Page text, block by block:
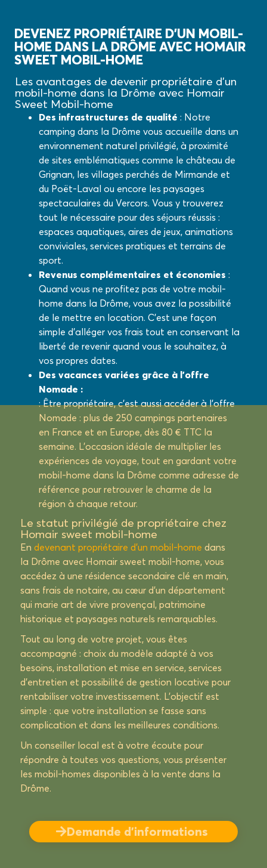
DEVENEZ PROPRIÉTAIRE D’UN MOBIL-
HOME DANS LA DRÔME AVEC HOMAIR
SWEET MOBIL-HOME
Les avantages de devenir propriétaire d’un
mobil-home dans la Drôme avec Homair
Sweet Mobil-home
Des infrastructures de qualité : Notre
camping dans la Drôme vous accueille dans un
environnement naturel privilégié, à proximité
de sites emblématiques comme le château de
Grignan, les villages perchés de Mirmande et
du Poët-Laval ou encore les paysages
spectaculaires du Vercors. Vous y trouverez
tout le nécessaire pour des séjours réussis :
espaces aquatiques, aires de jeux, animations
conviviales, services pratiques et terrains de
sport.
Revenus complémentaires et économies :
Quand vous ne profitez pas de votre mobil-
home dans la Drôme, vous avez la possibilité
de le mettre en location. C’est une façon
simple d’alléger vos frais tout en conservant la
liberté de revenir quand vous le souhaitez, à
vos propres dates.
Des vacances variées grâce à l’offre
Nomade :
: Être propriétaire, c’est aussi accéder à l’offre
Nomade : plus de 250 campings partenaires
en France et en Europe, dès 80 € TTC la
semaine. L’occasion idéale de multiplier les
expériences de voyage, tout en gardant votre
mobil-home dans la Drôme comme adresse de
référence pour retrouver le charme de la
région à chaque retour.
Le statut privilégié de propriétaire chez
Homair sweet mobil-home
Endevenant propriétaire d’un mobil-home dans
la Drôme avec Homair sweet mobil-home, vous
accédez à une résidence secondaire clé en main,
sans frais de notaire, au cœur d’un département
qui marie art de vivre provençal, patrimoine
historique et paysages naturels remarquables.
Tout au long de votre projet, vous êtes
accompagné : choix du modèle adapté à vos
besoins, installation et mise en service, services
d’entretien et possibilité de gestion locative pour
rentabiliser votre investissement. L’objectif est
simple : que votre installation se fasse sans
complication et dans les meilleures conditions.
Un conseiller local est à votre écoute pour
répondre à toutes vos questions, vous présenter
les mobil-homes disponibles à la vente dans la
Drôme.
Demande d’informations